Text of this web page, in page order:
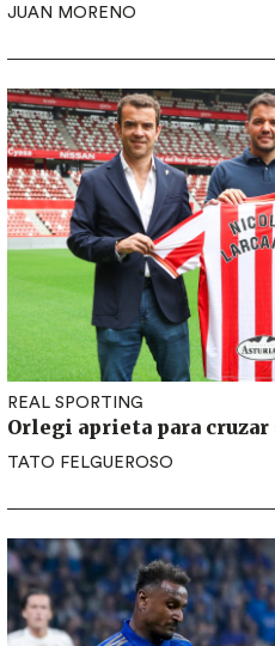
JUAN MORENO
REAL SPORTING
Orlegi aprieta para
TATO FELGUEROSO